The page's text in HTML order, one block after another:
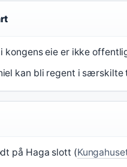
kongens eie er ikke
kan bli regent i
på Haga slott (